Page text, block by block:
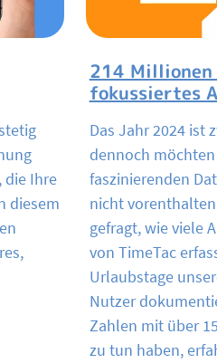
die Ihre
diesem
214 Millionen
fokussiertes
Das Jahr 2024 ist
dennoch
faszinierenden
nicht
gefragt, wie viele
von TimeTac
Urlaubstage
Nutzer
Zahlen mit über
zu tun haben,